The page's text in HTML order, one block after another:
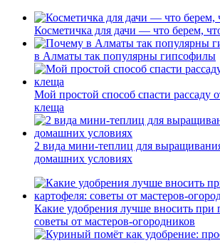
Косметичка для дачи — что берем,
в Алматы так популярны гипсофилы
Мой простой способ спасти рассаду
клеща
2 вида мини-теплиц для
домашних условиях
Какие удобрения лучше вносить при
советы от мастеров-огородников